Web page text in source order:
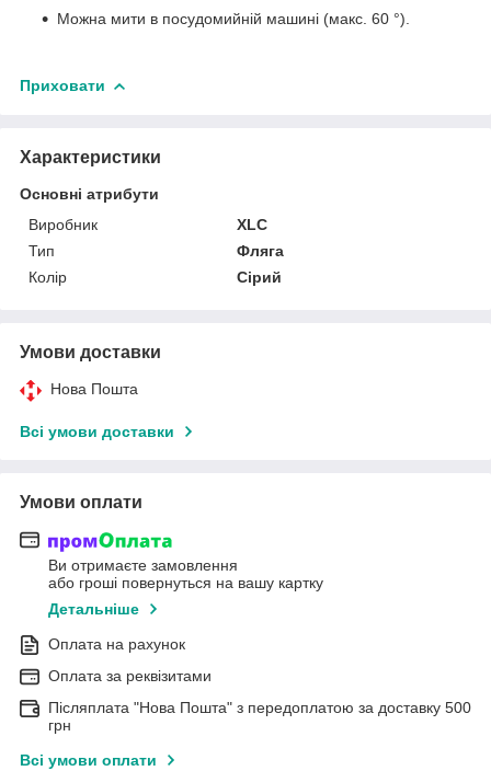
Можна мити в посудомийній машині (макс. 60 °).
Приховати
Характеристики
Основні атрибути
Виробник
XLC
Тип
Фляга
Колір
Сірий
Умови доставки
Нова Пошта
Всі умови доставки
Умови оплати
Ви отримаєте замовлення
або гроші повернуться на вашу картку
Детальніше
Оплата на рахунок
Оплата за реквізитами
Післяплата "Нова Пошта" з передоплатою за доставку 500
грн
Всі умови оплати